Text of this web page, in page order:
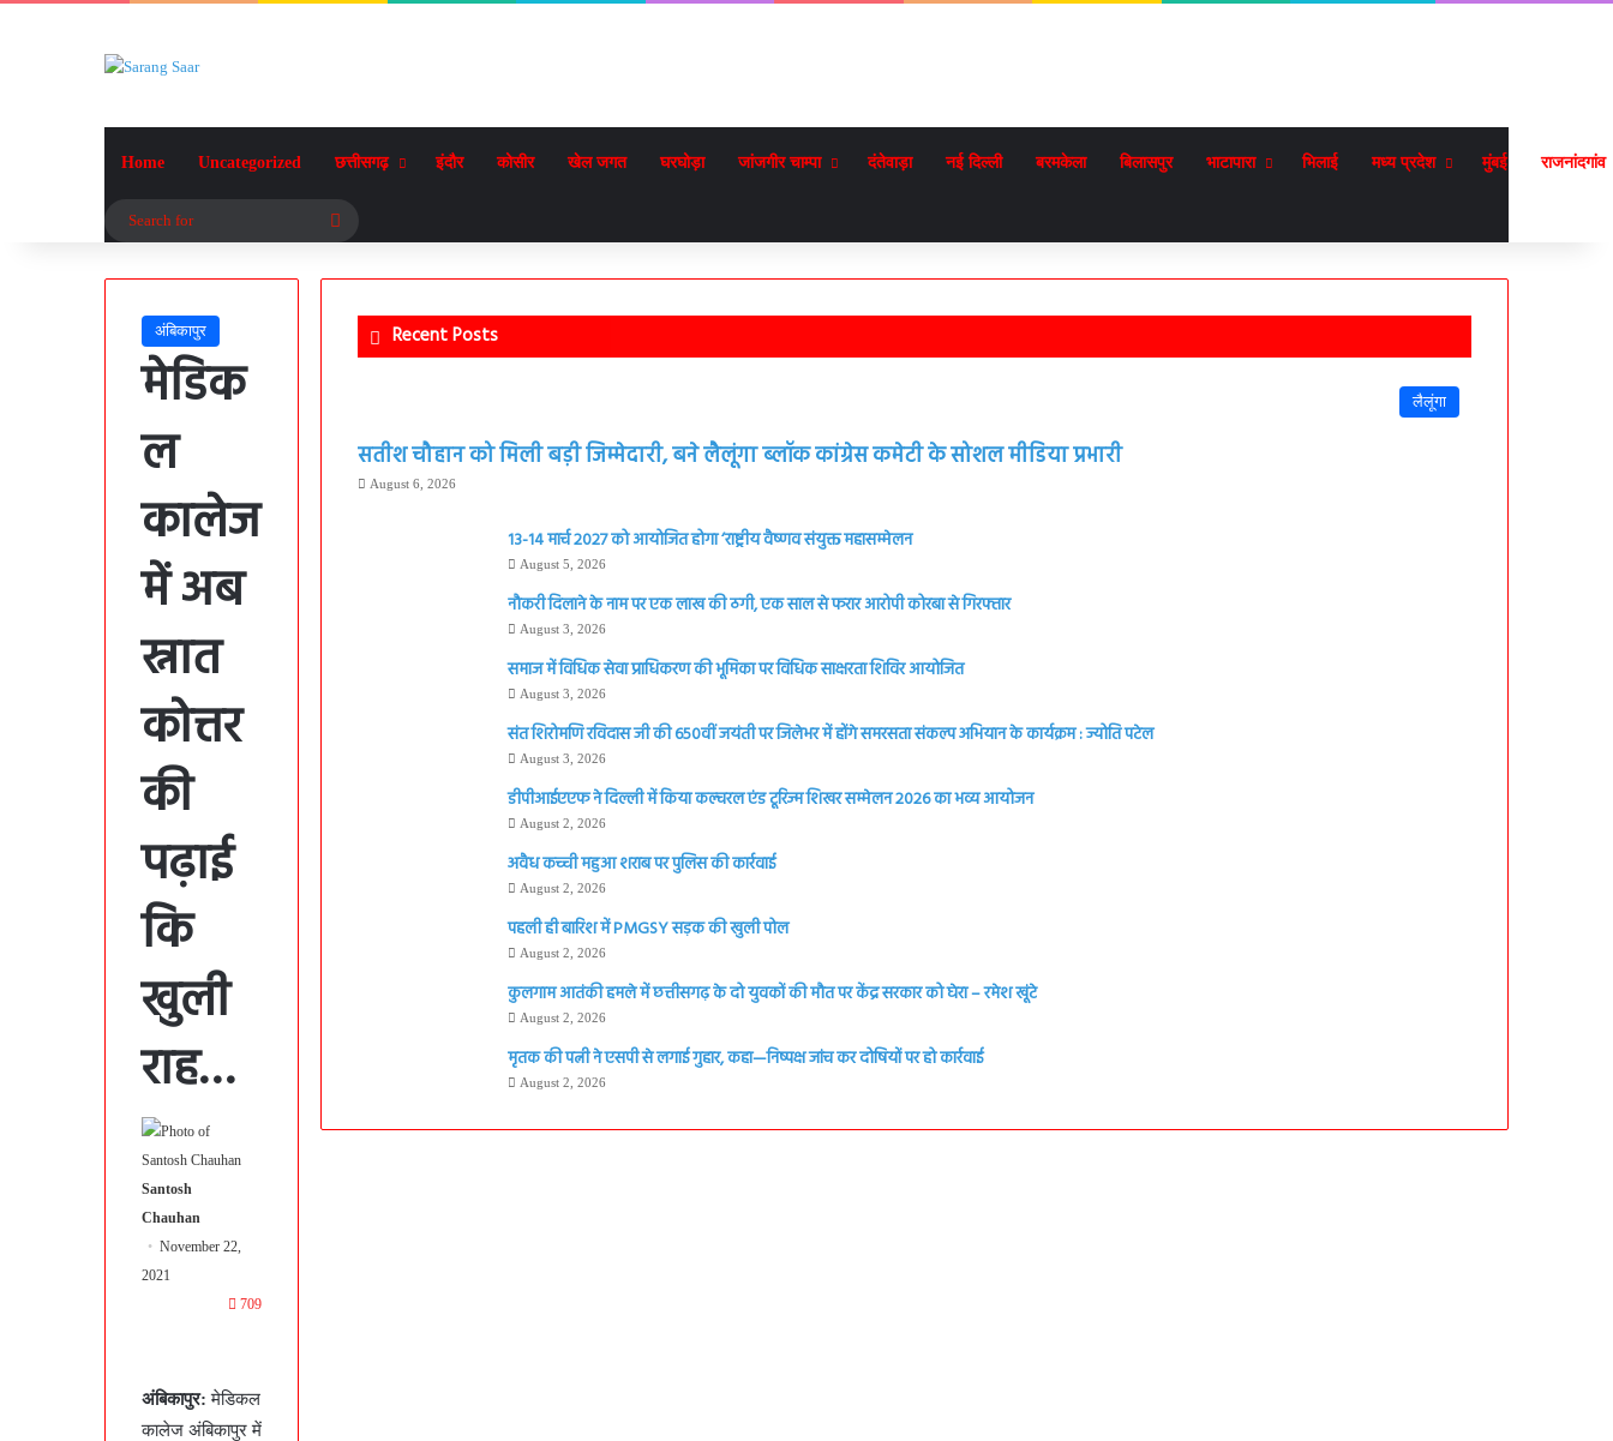
Home Uncategorized छत्तीसगढ़ इंदौर कोसीर खेल जगत घरघोड़ा जांजगीर चाम्पा दंतेवाड़ा नई दिल्ली बरमकेला बिलासपुर भाटापारा भिलाई मध्य प्रदेश मुंबई राजनांदगांव
Search
अंबिकापुर
मेडिक
ल
कालेज
में अब
स्नात
कोत्तर
की
पढ़ाई
कि
खुली
राह…
Santosh
Chauhan
November 22,
2021
709
अंबिकापुर: मेडिकल
कालेज अंबिकापुर में
Recent Posts
लैलूंगा
सतीश चौहान को मिली बड़ी जिम्मेदारी, बने लैलूंगा ब्लॉक कांग्रेस कमेटी के सोशल मीडिया प्रभारी
August 6, 2026
13-14 मार्च 2027 को आयोजित होगा ‘राष्ट्रीय वैष्णव संयुक्त महासम्मेलन
August 5, 2026
नौकरी दिलाने के नाम पर एक लाख की ठगी, एक साल से फरार आरोपी कोरबा से गिरफ्तार
August 3, 2026
समाज में विधिक सेवा प्राधिकरण की भूमिका पर विधिक साक्षरता शिविर आयोजित
August 3, 2026
संत शिरोमणि रविदास जी की 650वीं जयंती पर जिलेभर में होंगे समरसता संकल्प अभियान के कार्यक्रम : ज्योति पटेल
August 3, 2026
डीपीआईएएफ ने दिल्ली में किया कल्चरल एंड टूरिज्म शिखर सम्मेलन 2026 का भव्य आयोजन
August 2, 2026
अवैध कच्ची महुआ शराब पर पुलिस की कार्रवाई
August 2, 2026
पहली ही बारिश में PMGSY सड़क की खुली पोल
August 2, 2026
कुलगाम आतंकी हमले में छत्तीसगढ़ के दो युवकों की मौत पर केंद्र सरकार को घेरा – रमेश खूंटे
August 2, 2026
मृतक की पत्नी ने एसपी से लगाई गुहार, कहा—निष्पक्ष जांच कर दोषियों पर हो कार्रवाई
August 2, 2026